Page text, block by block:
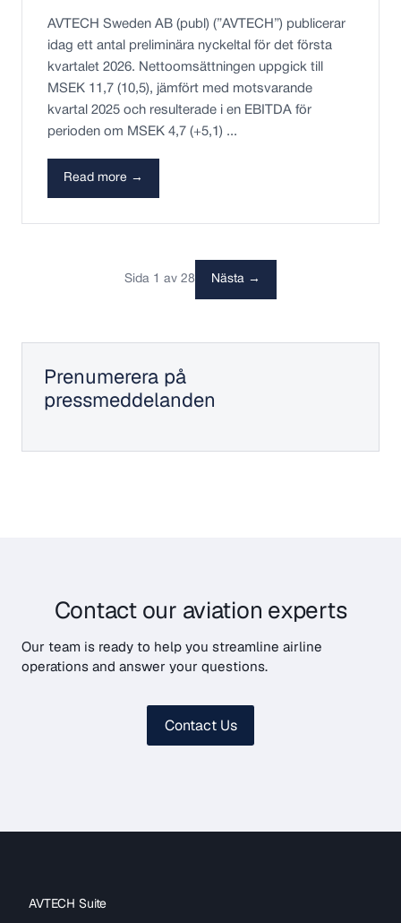
AVTECH Sweden AB (publ) (”AVTECH”) publicerar
idag ett antal preliminära nyckeltal för det första
kvartalet 2026. Nettoomsättningen uppgick till
MSEK 11,7 (10,5), jämfört med motsvarande
kvartal 2025 och resulterade i en EBITDA för
perioden om MSEK 4,7 (+5,1) ...
Read more →
Sida 1 av 28 Nästa →
Contact our aviation experts
Our team is ready to help you streamline airline
operations and answer your questions.
Contact Us
AVTECH Suite